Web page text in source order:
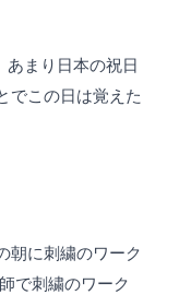
まり日本の祝日
でこの日は覚えた
朝に刺繍のワーク
で刺繍のワーク